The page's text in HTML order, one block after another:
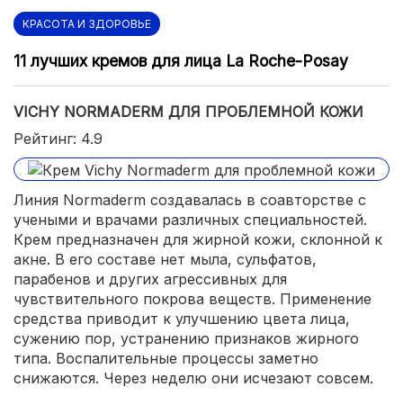
КРАСОТА И ЗДОРОВЬЕ
11 лучших кремов для лица La Roche-Posay
VICHY NORMADERM ДЛЯ ПРОБЛЕМНОЙ КОЖИ
Рейтинг: 4.9
Линия Normaderm создавалась в соавторстве с
учеными и врачами различных специальностей.
Крем предназначен для жирной кожи, склонной к
акне. В его составе нет мыла, сульфатов,
парабенов и других агрессивных для
чувствительного покрова веществ. Применение
средства приводит к улучшению цвета лица,
сужению пор, устранению признаков жирного
типа. Воспалительные процессы заметно
снижаются. Через неделю они исчезают совсем.